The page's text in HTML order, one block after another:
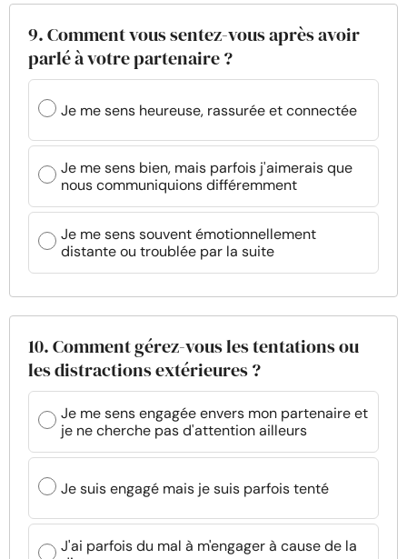
9. Comment vous sentez-vous après avoir
parlé à votre partenaire ?
Je me sens heureuse, rassurée et connectée
Je me sens bien, mais parfois j'aimerais que
nous communiquions différemment
Je me sens souvent émotionnellement
distante ou troublée par la suite
10. Comment gérez-vous les tentations ou
les distractions extérieures ?
Je me sens engagée envers mon partenaire et
je ne cherche pas d'attention ailleurs
Je suis engagé mais je suis parfois tenté
J'ai parfois du mal à m'engager à cause de la